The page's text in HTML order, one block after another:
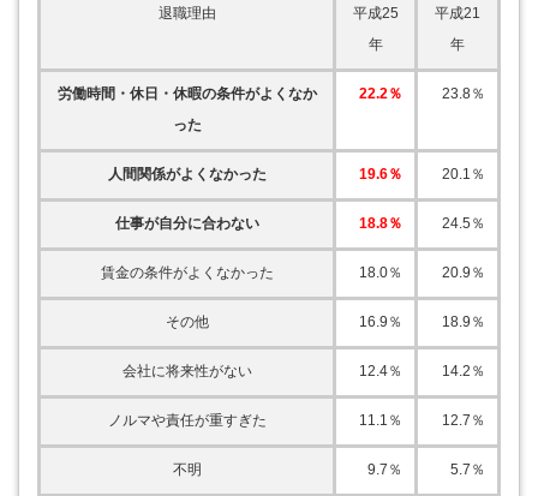
退職理由
平成25
年
平成21
年
労働時間・休日・休暇の条件がよくなか
った
22.2％ 23.8％
人間関係がよくなかった 19.6％ 20.1％
仕事が自分に合わない 18.8％ 24.5％
賃金の条件がよくなかった 18.0％ 20.9％
その他 16.9％ 18.9％
会社に将来性がない 12.4％ 14.2％
ノルマや責任が重すぎた 11.1％ 12.7％
不明 9.7％ 5.7％